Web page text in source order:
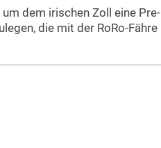
dem irischen Zoll eine Pre-
die mit der RoRo-Fähre